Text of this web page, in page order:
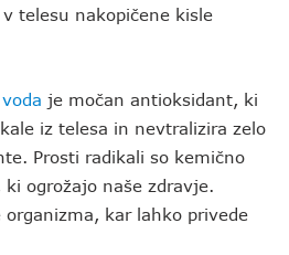
telesu nakopičene kisle
je močan antioksidant, ki
iz telesa in nevtralizira zelo
Prosti radikali so kemično
ogrožajo naše zdravje.
organizma, kar lahko privede